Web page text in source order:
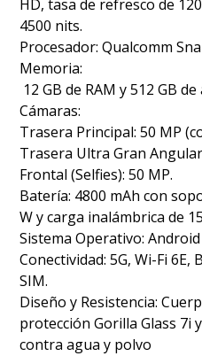
HD, tasa de refresco de
4500 nits.
Procesador: Qualcomm
Memoria:
12 GB de RAM y 512 GB
Cámaras:
Trasera Principal: 50 MP
Trasera Ultra Gran
Frontal (Selfies): 50 MP.
Batería: 4800 mAh con
W y carga inalámbrica de
Sistema Operativo: Android
Conectividad: 5G, Wi-Fi 6E,
SIM.
Diseño y Resistencia:
protección Gorilla Glass 7i
contra agua y polvo